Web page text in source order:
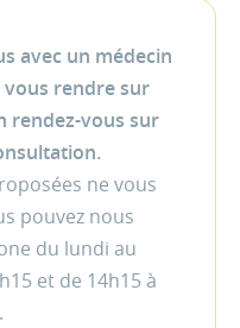
avec un médecin
vous rendre sur
rendez-vous sur
ne vous
pouvez nous
du lundi au
et de 14h15 à